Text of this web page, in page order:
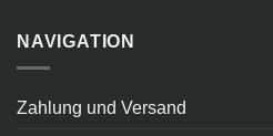
NAVIGATION
Zahlung und Versand